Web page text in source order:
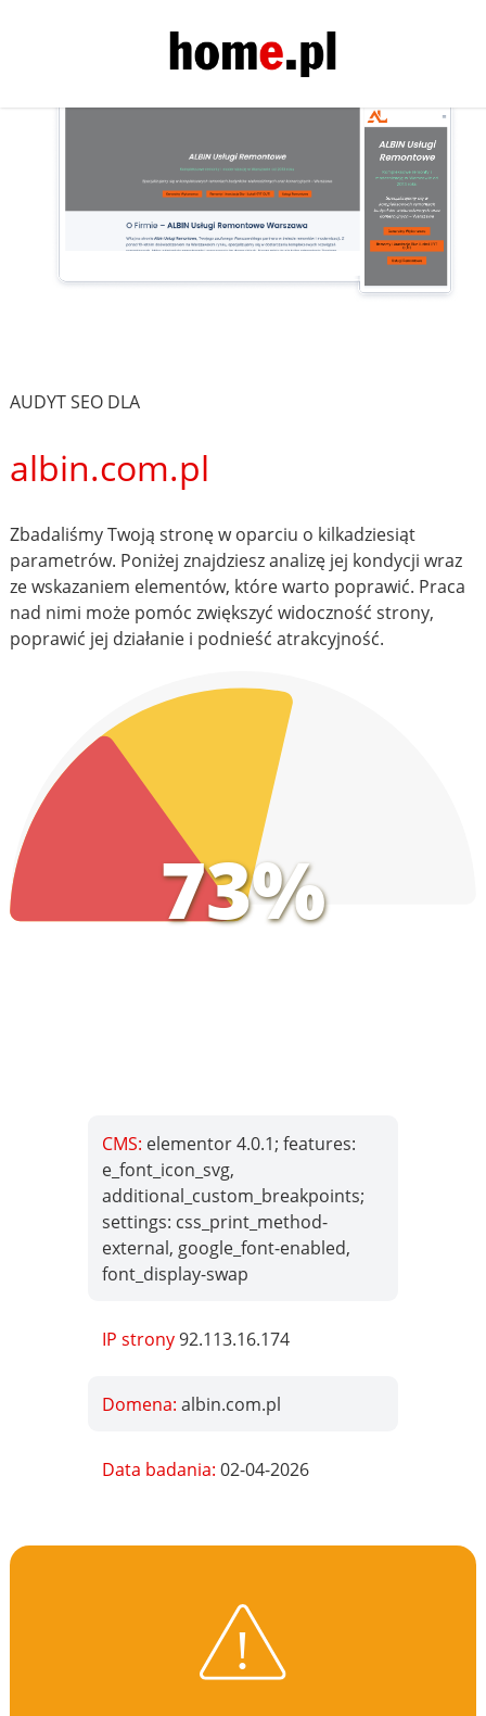
AUDYT SEO DLA
albin.com.pl
Zbadaliśmy Twoją stronę w oparciu o kilkadziesiąt
parametrów. Poniżej znajdziesz analizę jej kondycji wraz
ze wskazaniem elementów, które warto poprawić. Praca
nad nimi może pomóc zwiększyć widoczność strony,
poprawić jej działanie i podnieść atrakcyjność.
73%
CMS: elementor 4.0.1; features:
e_font_icon_svg,
additional_custom_breakpoints;
settings: css_print_method-
external, google_font-enabled,
font_display-swap
IP strony92.113.16.174
Domena:albin.com.pl
Data badania:02-04-2026